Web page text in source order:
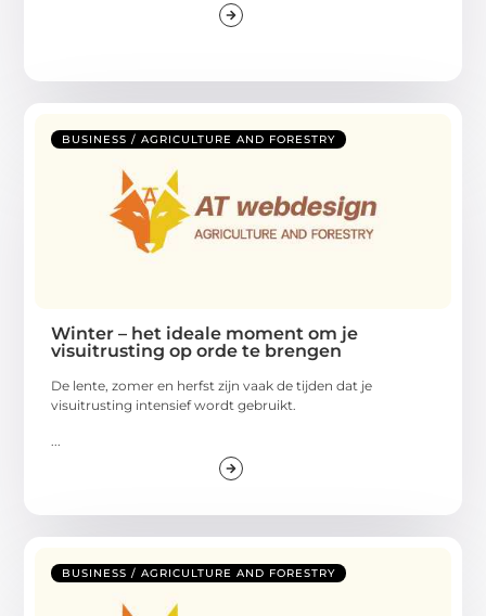
BUSINESS / AGRICULTURE AND FORESTRY
Winter – het ideale moment om je
visuitrusting op orde te brengen
De lente, zomer en herfst zijn vaak de tijden dat je
visuitrusting intensief wordt gebruikt.
BUSINESS / AGRICULTURE AND FORESTRY